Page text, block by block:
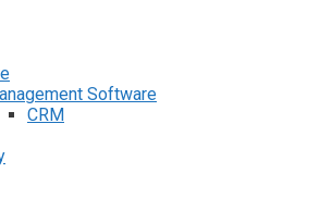
Software
CRM